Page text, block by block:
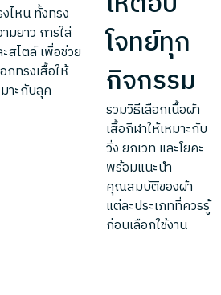
ไหน ทั้งทรง
มยาว การใส่
สไตล์ เพื่อช่วย
กทรงเสื้อให้
าะกับลุค
โจทย์ทุก
กิจกรรม
รวมวิธีเลือกเนื้อผ้า
เสื้อกีฬาให้เหมาะกับ
วิ่ง ยกเวท และโยคะ
พร้อมแนะนำ
คุณสมบัติของผ้า
แต่ละประเภทที่ควรรู้
ก่อนเลือกใช้งาน